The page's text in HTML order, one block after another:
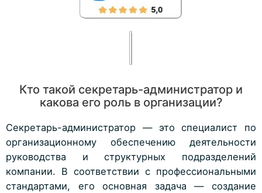
Кто такой секретарь-администратор и
какова его роль в организации?
Секретарь-администратор — это специалист по
организационному обеспечению деятельности
руководства и структурных подразделений
компании. В соответствии с профессиональными
стандартами, его основная задача — создание